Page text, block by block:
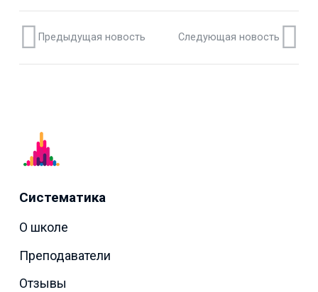
Предыдущая новость Следующая новость
Систематика
О школе
Преподаватели
Отзывы